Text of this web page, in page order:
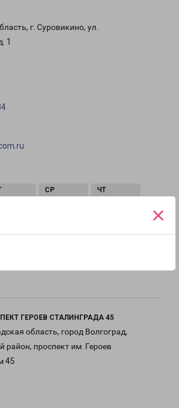
×
г. Суровикино, ул.
1
ГЕРОЕВ СТАЛИНГРАДА 45
область, город Волгоград,
район, проспект им. Героев
45